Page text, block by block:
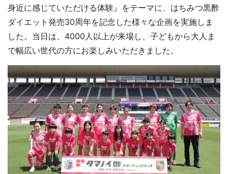
身近に感じていただける体験』をテーマに、はちみつ黒酢
ダイエット発売30周年を記念した様々な企画を実施しま
した。当日は、4000人以上が来場し、子どもから大人ま
で幅広い世代の方にお楽しみいただきました。